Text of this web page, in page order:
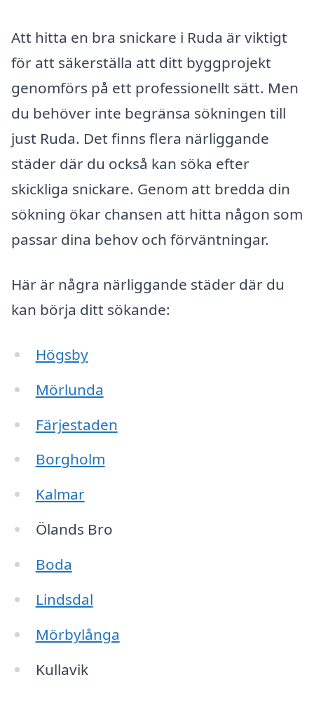
Att hitta en bra snickare i Ruda är viktigt
för att säkerställa att ditt byggprojekt
genomförs på ett professionellt sätt. Men
du behöver inte begränsa sökningen till
just Ruda. Det finns flera närliggande
städer där du också kan söka efter
skickliga snickare. Genom att bredda din
sökning ökar chansen att hitta någon som
passar dina behov och förväntningar.
Här är några närliggande städer där du
kan börja ditt sökande:
Högsby
Mörlunda
Färjestaden
Borgholm
Kalmar
Ölands Bro
Boda
Lindsdal
Mörbylånga
Kullavik